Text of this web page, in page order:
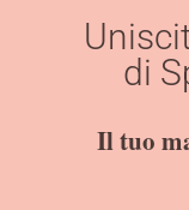
di
Il tuo